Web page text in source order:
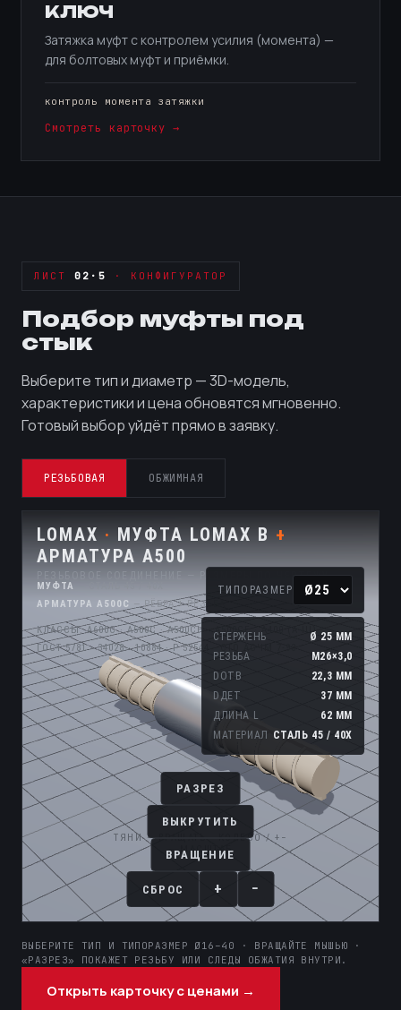
КЛЮЧ
Затяжка муфт с контролем усилия (момента) —
для болтовых муфт и приёмки.
контроль момента затяжки
Смотреть карточку →
ЛИСТ 02·5 · КОНФИГУРАТОР
Подбор муфты под
стык
Выберите тип и диаметр — 3D-модель,
характеристики и цена обновятся мгновенно.
Готовый выбор уйдёт прямо в заявку.
РЕЗЬБОВАЯ ОБЖИМНАЯ
ВЫБЕРИТЕ ТИП И ТИПОРАЗМЕР Ø16–40 · ВРАЩАЙТЕ МЫШЬЮ ·
«РАЗРЕЗ» ПОКАЖЕТ РЕЗЬБУ ИЛИ СЛЕДЫ ОБЖАТИЯ ВНУТРИ.
Открыть карточку с ценами →